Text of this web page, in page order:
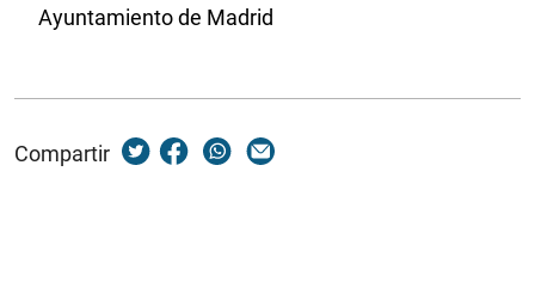
Ayuntamiento de Madrid
Compartir